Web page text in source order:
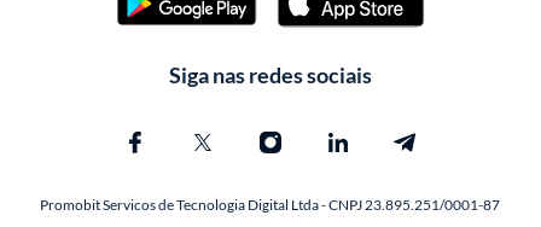
Siga nas redes sociais
Promobit Servicos de Tecnologia Digital Ltda - CNPJ 23.895.251/0001-87